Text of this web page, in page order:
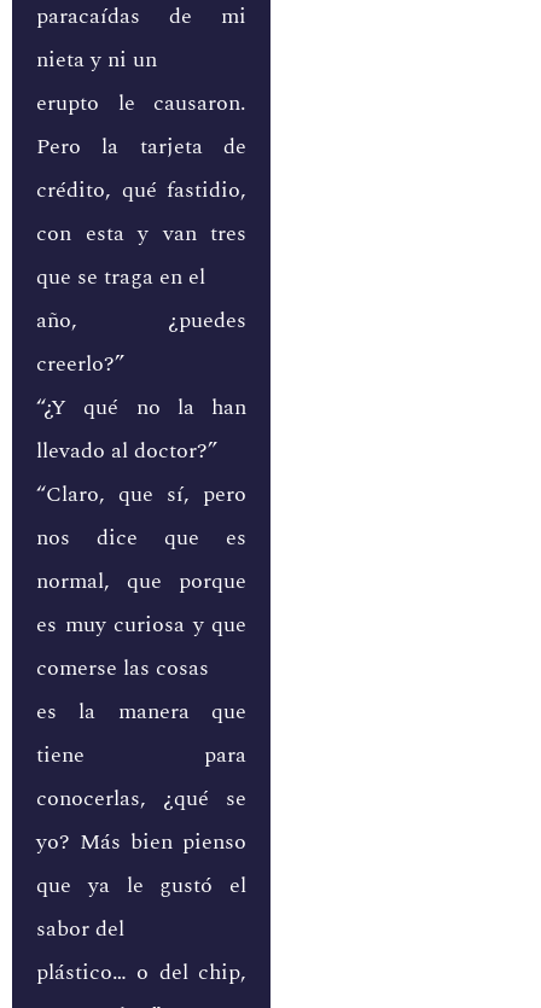
paracaídas de mi
nieta y ni un
erupto le causaron.
Pero la tarjeta de
crédito, qué fastidio,
con esta y van tres
que se traga en el
año, ¿puedes
creerlo?”
“¿Y qué no la han
llevado al doctor?”
“Claro, que sí, pero
nos dice que es
normal, que porque
es muy curiosa y que
comerse las cosas
es la manera que
tiene para
conocerlas, ¿qué se
yo? Más bien pienso
que ya le gustó el
sabor del
plástico… o del chip,